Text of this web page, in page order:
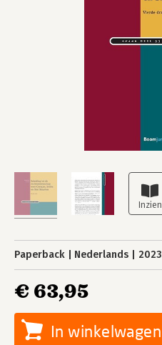
Paperback Nederlands 2023
€ 63,95
In winkelwagen